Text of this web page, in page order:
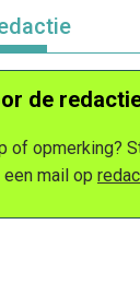
de
of opmerking?
mail op